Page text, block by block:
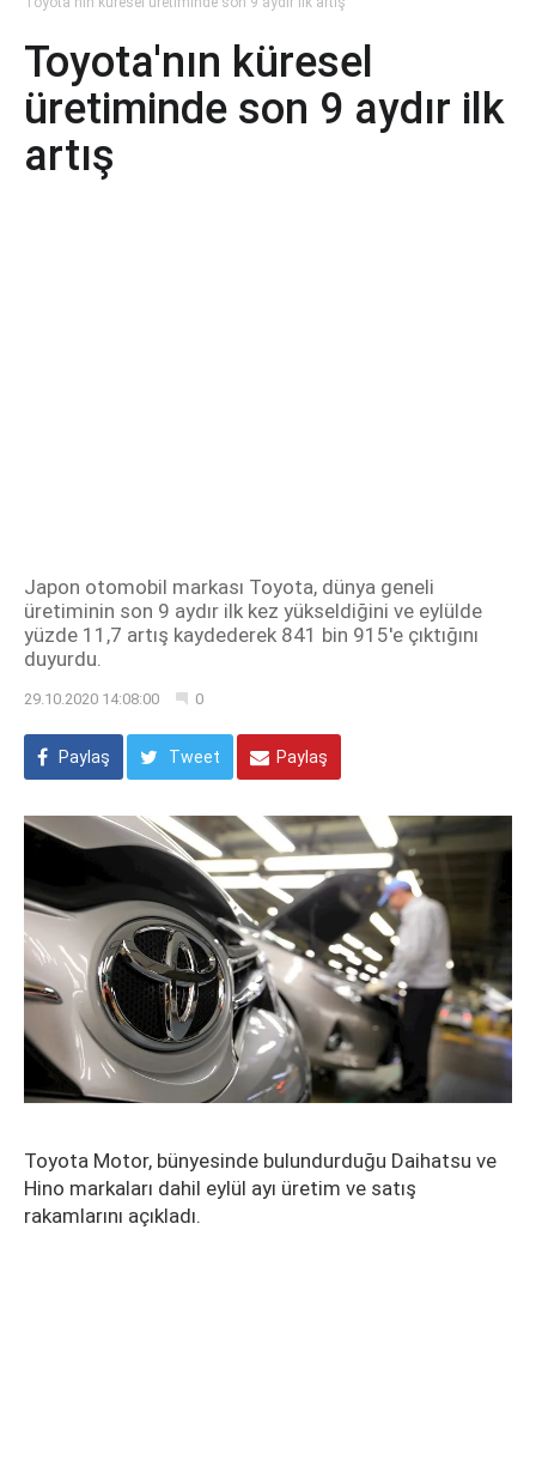
Toyota'nın küresel
üretiminde son 9 aydır ilk
artış
Japon otomobil markası Toyota, dünya geneli
üretiminin son 9 aydır ilk kez yükseldiğini ve eylülde
yüzde 11,7 artış kaydederek 841 bin 915'e çıktığını
duyurdu.
29.10.2020 14:08:00 0
Paylaş Tweet Paylaş
Toyota Motor, bünyesinde bulundurduğu Daihatsu ve
Hino markaları dahil eylül ayı üretim ve satış
rakamlarını açıkladı.